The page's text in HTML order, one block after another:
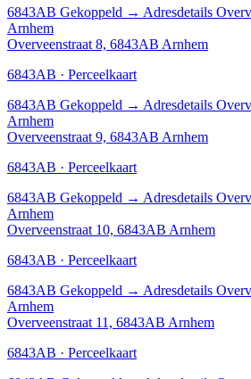
6843AB Gekoppeld → Adresdetails
Arnhem
Overveenstraat 8, 6843AB Arnhem
6843AB · Perceelkaart
6843AB Gekoppeld → Adresdetails
Arnhem
Overveenstraat 9, 6843AB Arnhem
6843AB · Perceelkaart
6843AB Gekoppeld → Adresdetails
Arnhem
Overveenstraat 10, 6843AB Arnhem
6843AB · Perceelkaart
6843AB Gekoppeld → Adresdetails
Arnhem
Overveenstraat 11, 6843AB Arnhem
6843AB · Perceelkaart